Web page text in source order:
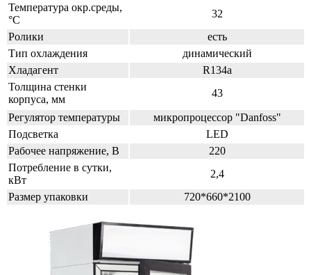
Температура окр.среды,
°С
32
Ролики
есть
Тип охлаждения
динамический
Хладагент
R134a
Толщина стенки
корпуса, мм
43
Регулятор температуры
микропроцессор "Danfoss"
Подсветка
LED
Рабочее напряжение, В
220
Потребление в сутки,
кВт
2,4
Размер упаковки
720*660*2100